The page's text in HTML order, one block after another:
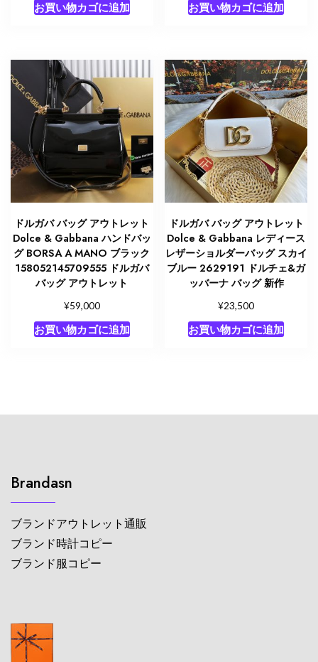
お買い物カゴに追加 お買い物カゴに追加
ドルガバ バッグ アウトレット
Dolce & Gabbana ハンドバッ
グ BORSA A MANO ブラック
158052145709555 ドルガバ
バッグ アウトレット
¥59,000
お買い物カゴに追加
ドルガバ バッグ アウトレット
Dolce & Gabbana レディース
レザーショルダーバッグ スカイ
ブルー 2629191 ドルチェ&ガ
ッバーナ バッグ 新作
¥23,500
お買い物カゴに追加
Brandasn
ブランドアウトレット通販
ブランド時計コピー
ブランド服コピー